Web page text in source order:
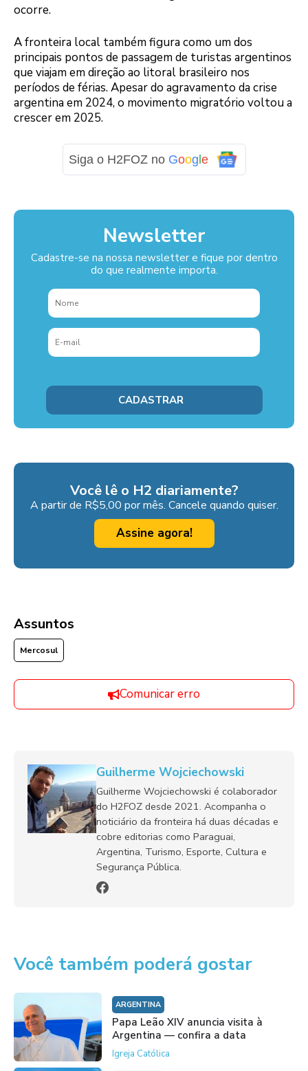
ocorre.
A fronteira local também figura como um dos
principais pontos de passagem de turistas argentinos
que viajam em direção ao litoral brasileiro nos
períodos de férias. Apesar do agravamento da crise
argentina em 2024, o movimento migratório voltou a
crescer em 2025.
Siga o H2FOZ no Google
Newsletter
Cadastre-se na nossa newsletter e fique por dentro
do que realmente importa.
Você lê o H2 diariamente?
A partir de R$5,00 por mês. Cancele quando quiser.
Assine agora!
Assuntos
Mercosul
Comunicar erro
Guilherme Wojciechowski
Guilherme Wojciechowski é colaborador
do H2FOZ desde 2021. Acompanha o
noticiário da fronteira há duas décadas e
cobre editorias como Paraguai,
Argentina, Turismo, Esporte, Cultura e
Segurança Pública.
Você também poderá gostar
ARGENTINA
Papa Leão XIV anuncia visita à
Argentina — confira a data
Igreja Católica